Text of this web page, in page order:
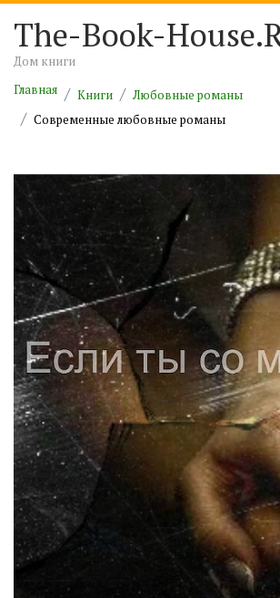
The-Book-
Дом книги
Главная
Книги
Любовные романы
Современные любовные романы